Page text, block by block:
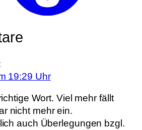
19:29 Uhr
Wort. Viel mehr fällt
nicht mehr ein.
auch Überlegungen bzgl.